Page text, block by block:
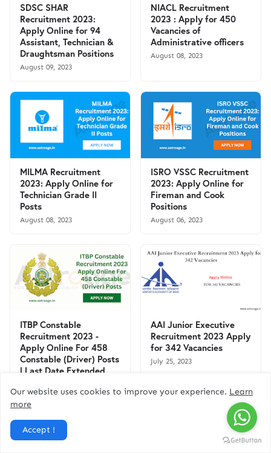
SDSC SHAR
Recruitment 2023:
Apply Online for 94
Assistant, Technician &
Draughtsman Positions
August 09, 2023
NIACL Recruitment
2023 : Apply for 450
Vacancies of
Administrative officers
August 08, 2023
MILMA Recruitment
2023: Apply Online for
Technician Grade II
Posts
August 08, 2023
ISRO VSSC Recruitment
2023: Apply Online for
Fireman and Cook
Positions
August 06, 2023
ITBP Constable
Recruitment 2023 -
Apply Online For 458
Constable (Driver) Posts
| Last Date Extended
AAI Junior Executive
Recruitment 2023 Apply
for 342 Vacancies
July 25, 2023
Our website uses cookies to improve your experience. Learn
more
Accept !